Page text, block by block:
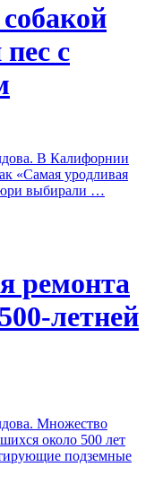
с
В Калифорнии
«Самая уродливая
выбирали …
ремонта
Множество
около 500 лет
подземные